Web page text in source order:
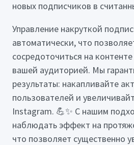
новых подписчиков в
Управление накруткой
автоматически, что
сосредоточиться на
вашей аудиторией. Мы
результаты: накапливайте
пользователей и
Instagram. 💪✨ С нашим
наблюдать эффект на
что позволяет существенно